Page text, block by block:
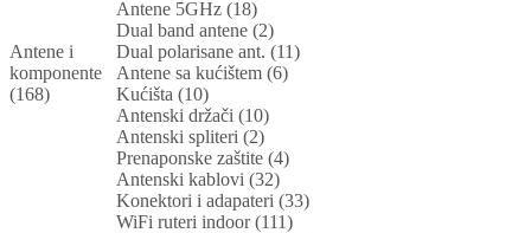
Antene i
komponente
(168)
Antene 5GHz (18)
Dual band antene (2)
Dual polarisane ant. (11)
Antene sa kućištem (6)
Kućišta (10)
Antenski držači (10)
Antenski spliteri (2)
Prenaponske zaštite (4)
Antenski kablovi (32)
Konektori i adapateri (33)
WiFi ruteri indoor (111)